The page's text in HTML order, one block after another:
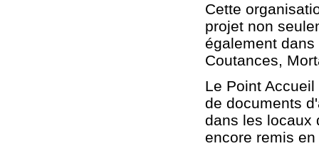
Cette
projet non
également
Coutances,
Le Point
de documents
dans les locaux
encore remis